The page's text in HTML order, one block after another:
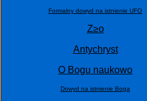
Formalny dowуd na istnienie UFO
Z≥o
Antychryst
O Bogu naukowo
Dowуd na istnienie Boga